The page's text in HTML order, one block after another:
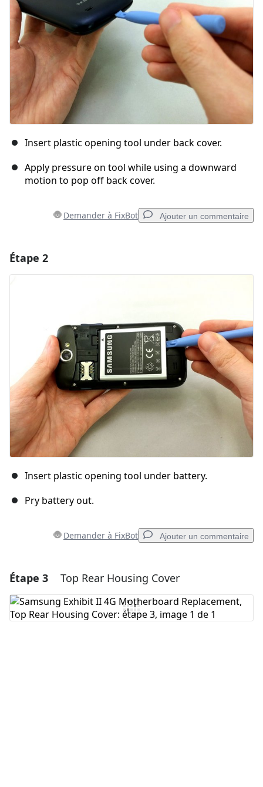
Insert plastic opening tool under back cover.
Apply pressure on tool while using a downward
motion to pop off back cover.
Demander à FixBot Ajouter un commentaire
Annuler Publier un commentaire
Étape 2
Insert plastic opening tool under battery.
Pry battery out.
Demander à FixBot Ajouter un commentaire
Ajouter un commentaire
Ajouter un commentaire
Étape 3 Top Rear Housing Cover